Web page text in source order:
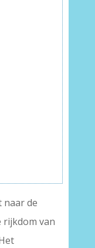
naar de
rijkdom van